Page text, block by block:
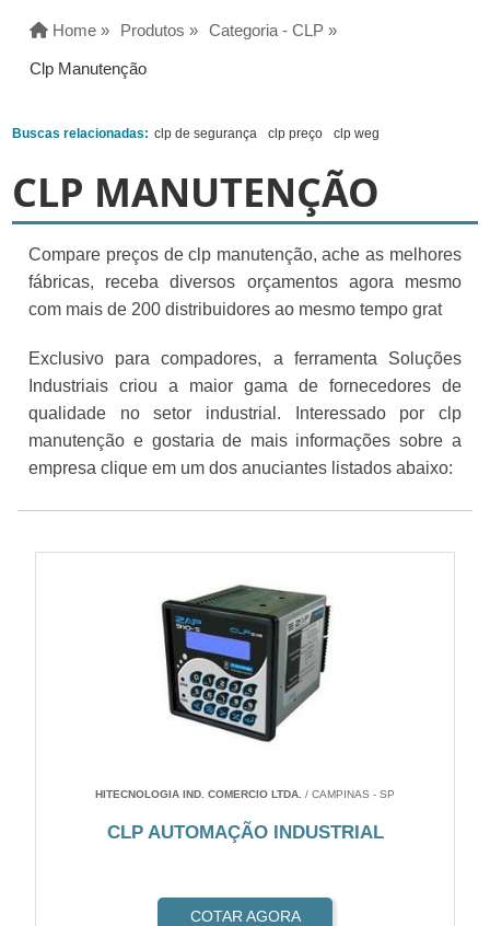
Home » Produtos » Categoria - CLP »
Clp Manutenção
Buscas relacionadas: clp de segurança clp preço clp weg
CLP MANUTENÇÃO
Compare preços de clp manutenção, ache as melhores
fábricas, receba diversos orçamentos agora mesmo
com mais de 200 distribuidores ao mesmo tempo grat
Exclusivo para compadores, a ferramenta Soluções
Industriais criou a maior gama de fornecedores de
qualidade no setor industrial. Interessado por clp
manutenção e gostaria de mais informações sobre a
empresa clique em um dos anuciantes listados abaixo:
HITECNOLOGIA IND. COMERCIO LTDA. / CAMPINAS - SP
CLP AUTOMAÇÃO INDUSTRIAL
COTAR AGORA